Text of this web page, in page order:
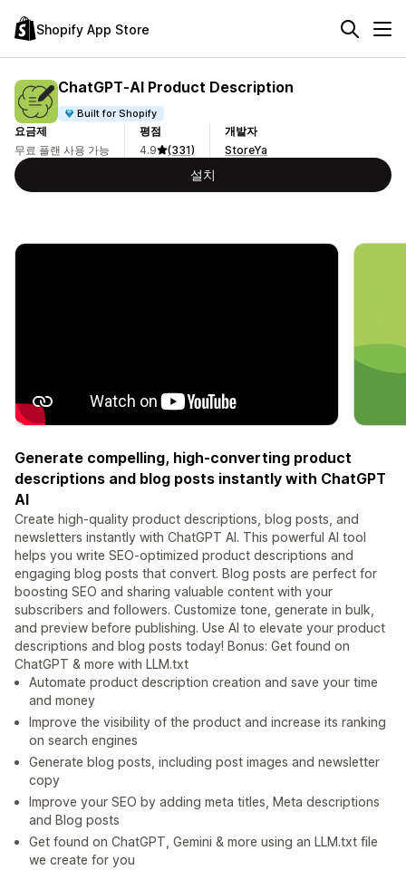
Shopify App Store
ChatGPT‑AI Product Description
Built for Shopify
요금제
무료 플랜 사용 가능
평점
4.9
(331)
개발자
StoreYa
설치
Generate compelling, high-converting product
descriptions and blog posts instantly with ChatGPT
AI
Create high-quality product descriptions, blog posts, and
newsletters instantly with ChatGPT AI. This powerful AI tool
helps you write SEO-optimized product descriptions and
engaging blog posts that convert. Blog posts are perfect for
boosting SEO and sharing valuable content with your
subscribers and followers. Customize tone, generate in bulk,
and preview before publishing. Use AI to elevate your product
descriptions and blog posts today! Bonus: Get found on
ChatGPT & more with LLM.txt
Automate product description creation and save your time
and money
Improve the visibility of the product and increase its ranking
on search engines
Generate blog posts, including post images and newsletter
copy
Improve your SEO by adding meta titles, Meta descriptions
and Blog posts
Get found on ChatGPT, Gemini & more using an LLM.txt file
we create for you